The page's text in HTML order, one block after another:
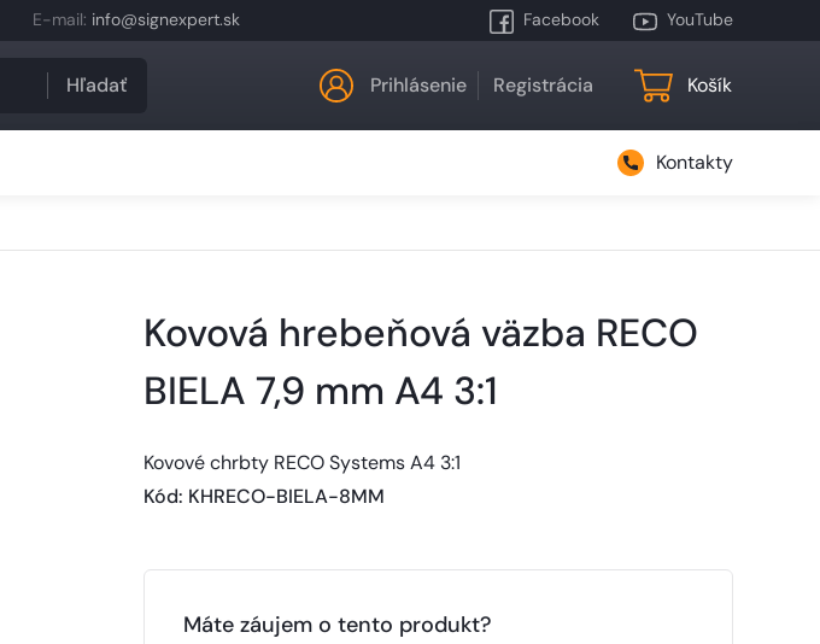
E-mail: info@signexpert.sk Facebook YouTube
Hľadať Prihlásenie Registrácia Košík
Kontakty
Kovová hrebeňová väzba RECO
BIELA 7,9 mm A4 3:1
Kovové chrbty RECO Systems A4 3:1
Kód: KHRECO-BIELA-8MM
Máte záujem o tento produkt?